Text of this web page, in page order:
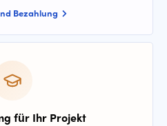
Bezahlung
für Ihr Projekt